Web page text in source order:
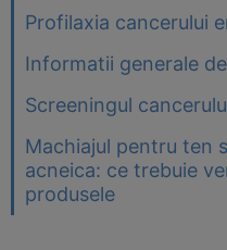
Profilaxia cancerului
Informatii generale
Screeningul
Machiajul pentru ten
acneica: ce trebuie
produsele